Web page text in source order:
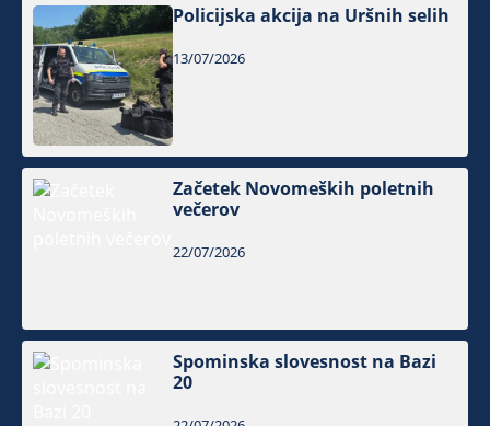
Policijska akcija na Uršnih selih
13/07/2026
Začetek Novomeških poletnih
večerov
22/07/2026
Spominska slovesnost na Bazi
20